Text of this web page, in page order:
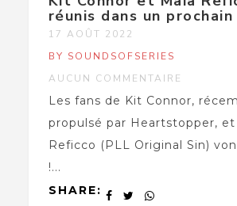
réunis dans un
17 AOÛT 2022
BY SOUNDSOFSERIES
AUCUN COMMENTAIRE
Les fans de Kit Connor,
propulsé par Heartstopper, et
Reficco (PLL Original Sin)
!...
SHARE: